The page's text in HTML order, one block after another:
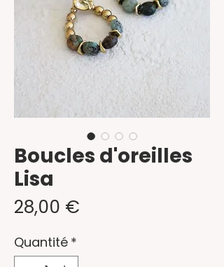
Boucles d'oreilles
Lisa
28,00 €
Quantité *